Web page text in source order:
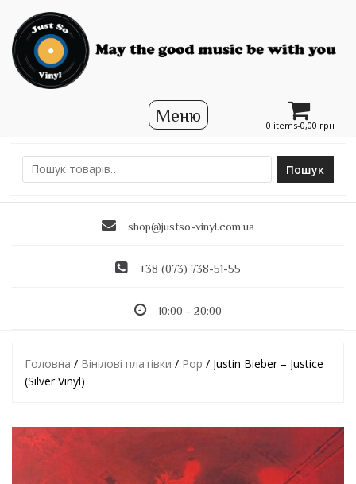
0 items-0,00 грн
Ш
Пошук
shop@justso-vinyl.com.ua
+38 (073) 738-51-55
10:00 - 20:00
Головна / Вінілові платівки / Pop / Justin Bieber – Justice
(Silver Vinyl)